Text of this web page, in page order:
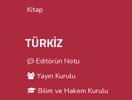
Kitap
TÜRKİZ
Editörün Notu
Yayın Kurulu
Bilim ve Hakem Kurulu